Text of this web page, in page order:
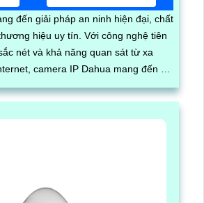
đến giải pháp an ninh hiện đại, chất
uy tín. Với công nghệ tiên
nét và khả năng quan sát từ xa
camera IP Dahua mang đến sự
dụng